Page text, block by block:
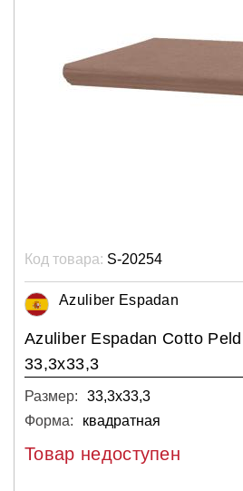
Код товара: S-20254
Azuliber Espadan
Azuliber Espadan Cotto
33,3x33,3
Размер:
33,3х33,3
Форма:
квадратная
Товар недоступен